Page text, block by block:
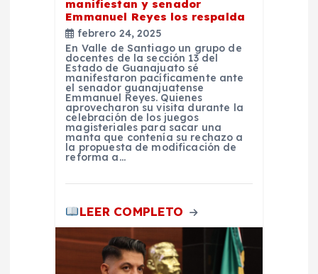
manifiestan y senador
Emmanuel Reyes los respalda
febrero 24, 2025
En Valle de Santiago un grupo de
docentes de la sección 13 del
Estado de Guanajuato sé
manifestaron pacíficamente ante
el senador guanajuatense
Emmanuel Reyes. Quienes
aprovecharon su visita durante la
celebración de los juegos
magisteriales para sacar una
manta que contenía su rechazo a
la propuesta de modificación de
reforma a…
LEER COMPLETO